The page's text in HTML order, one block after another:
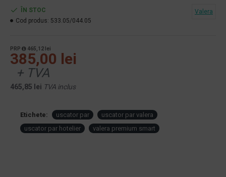
PRP 465,12 lei
385,00 lei
+ TVA
465,85 lei TVA inclus
ÎN STOC
Cod produs: 533.05/044.05
Valera
Etichete: uscator par
uscator par valera
uscator par hotelier
valera premium smart